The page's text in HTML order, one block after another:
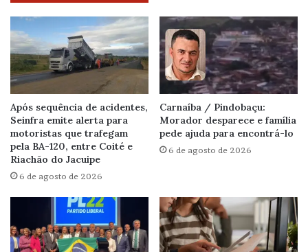
Após sequência de acidentes,
Seinfra emite alerta para
motoristas que trafegam
pela BA-120, entre Coité e
Riachão do Jacuipe
6 de agosto de 2026
Carnaíba / Pindobaçu:
Morador desparece e família
pede ajuda para encontrá-lo
6 de agosto de 2026